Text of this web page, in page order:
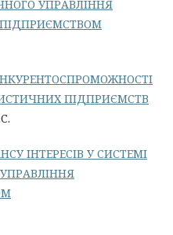
УПРАВЛІННЯ
ПІДПРИЄМСТВ
ІНТЕРЕСІВ У СИСТЕМІ